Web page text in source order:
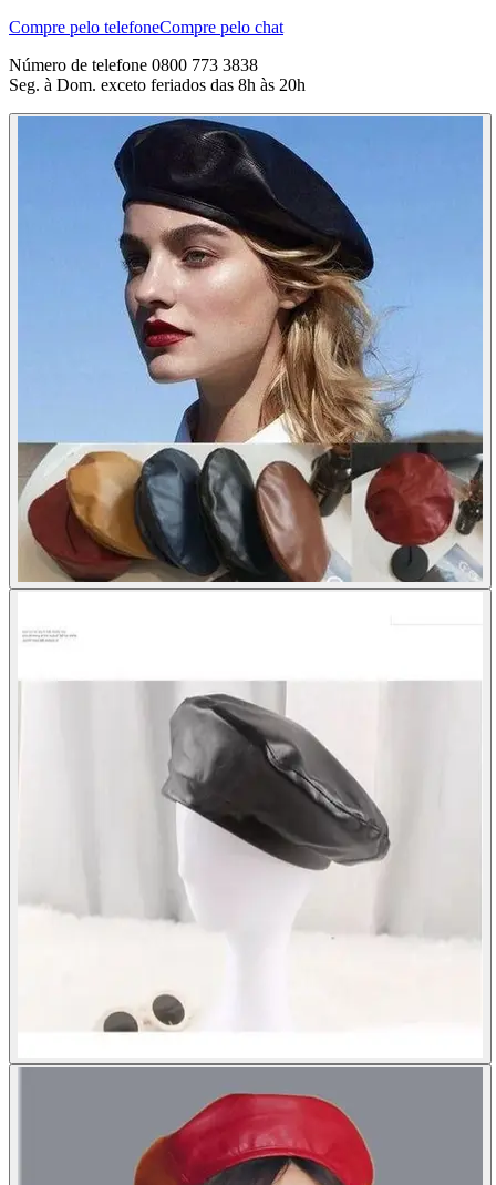
Compre pelo telefoneCompre pelo chat
Número de telefone 0800 773 3838
Seg. à Dom. exceto feriados das 8h às 20h